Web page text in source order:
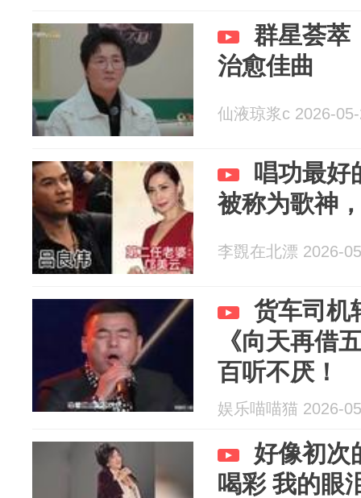
群星荟萃
治愈佳曲
仙液琼浆c 2026-
唱功最好
被称为歌神
李覴在北漂 2026-
货车司机
《向天再借
百听不厌！
娱乐喵喵猫 2026-
好像初次
喝彩 我的眼